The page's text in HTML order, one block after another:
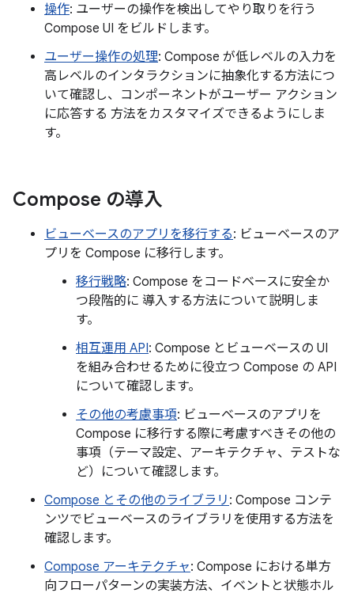
操作: ユーザーの操作を検出してやり取りを行う
Compose UI をビルドします。
ユーザー操作の処理: Compose が低レベルの入力を
高レベルのインタラクションに抽象化する方法につ
いて確認し、コンポーネントがユーザー アクション
に応答する 方法をカスタマイズできるようにしま
す。
Compose の導入
ビューベースのアプリを移行する: ビューベースのア
プリを Compose に移行します。
移行戦略: Compose をコードベースに安全か
つ段階的に 導入する方法について説明しま
す。
相互運用 API: Compose とビューベースの UI
を組み合わせるために役立つ Compose の API
について確認します。
その他の考慮事項: ビューベースのアプリを
Compose に移行する際に考慮すべきその他の
事項（テーマ設定、アーキテクチャ、テストな
ど）について確認します。
Compose とその他のライブラリ : Compose コンテ
ンツでビューベースのライブラリを使用する方法を
確認します。
Compose アーキテクチャ: Compose における単方
向フローパターンの実装方法、イベントと状態ホル